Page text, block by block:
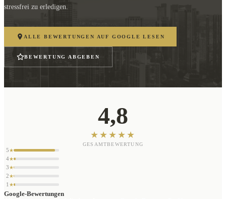
stressfrei zu erledigen.
ALLE BEWERTUNGEN AUF GOOGLE LESEN
BEWERTUNG ABGEBEN
4,8
★★★★★
GESAMTBEWERTUNG
5★
4★
3★
2★
1 ★
Google-Bewertungen